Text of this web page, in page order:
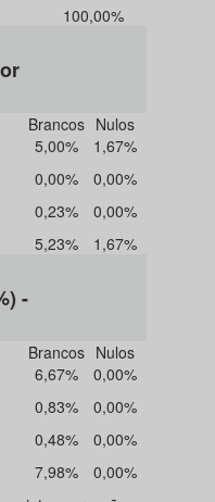
100,00%
Brancos Nulos
5,00%
1,67%
0,00%
0,00%
0,23%
0,00%
5,23% 1,67%
-
Brancos Nulos
6,67%
0,00%
0,83%
0,00%
0,48%
0,00%
7,98%
0,00%